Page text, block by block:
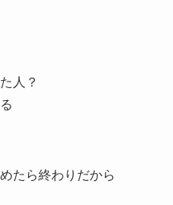
人？
たら終わりだから